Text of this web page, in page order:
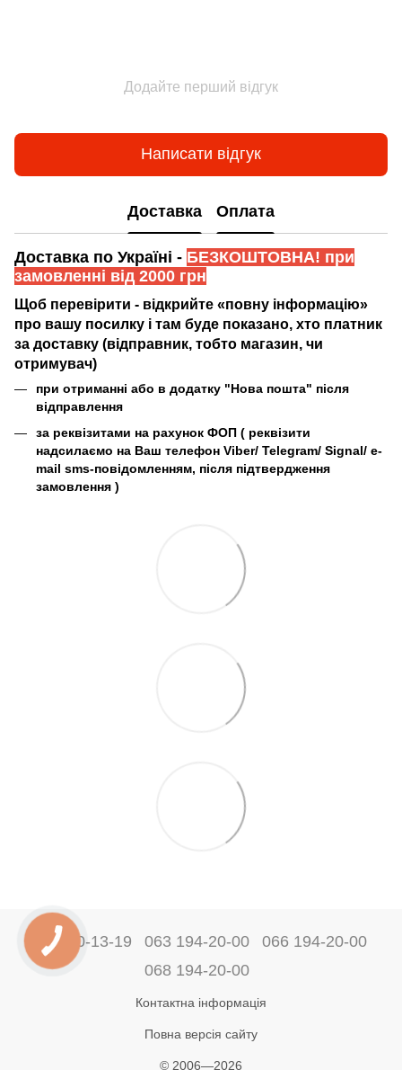
Додайте перший відгук
Написати відгук
Доставка Оплата
Доставка по Україні - БЕЗКОШТОВНА! при
замовленні від 2000 грн
Щоб перевірити - відкрийте «повну інформацію»
про вашу посилку і там буде показано, хто платник
за доставку (відправник, тобто магазин, чи
отримувач)
при отриманні або в додатку "Нова пошта" після
відправлення
за реквізитами на рахунок ФОП ( реквізити
надсилаємо на Ваш телефон Viber/ Telegram/ Signal/ e-
mail sms-повідомленням, після підтвердження
замовлення )
044 360-13-19 063 194-20-00
066 194-20-00
068 194-20-00
Контактна інформація
Повна версія сайту
© 2006—2026